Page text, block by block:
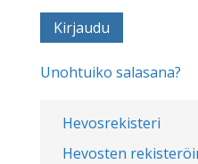
Hevosrekisteri
Hevosten
Unohtuiko salasana?